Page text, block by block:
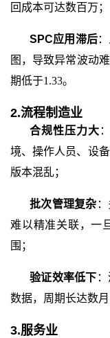
回成本可达数百万；
SPC应用滞后
图，导致异常波动
期低于1.33。
2.流程制造业
合规性压力大
境、操作人员、设
版本混乱；
批次管理复杂
难以精准关联，一
围；
验证效率低下
数据，周期长达数
3.服务业